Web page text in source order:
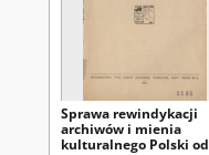
Sprawa rewindykacji
archiwów i mienia
kulturalnego Polski od